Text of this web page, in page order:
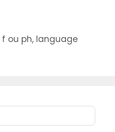
f ou ph, language